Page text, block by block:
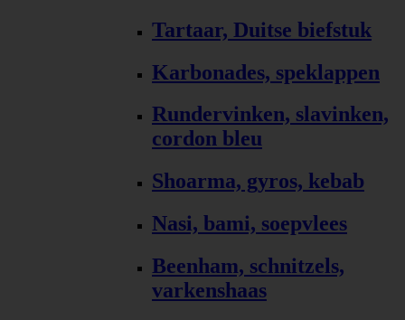
Tartaar, Duitse biefstuk
Karbonades, speklappen
Rundervinken, slavinken,
cordon bleu
Shoarma, gyros, kebab
Nasi, bami, soepvlees
Beenham, schnitzels,
varkenshaas